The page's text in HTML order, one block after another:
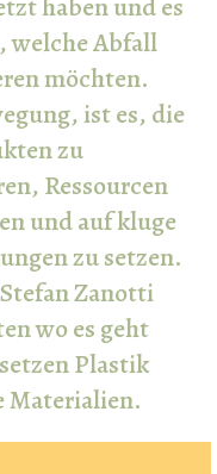
haben und es
welche Abfall
möchten.
ist es, die
zu
Ressourcen
und auf kluge
zu setzen.
Zanotti
wo es geht
Plastik
Materialien.